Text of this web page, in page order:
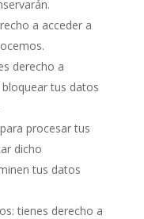
a acceder a
derecho a
tus datos
procesar tus
dicho
tus datos
tienes derecho a